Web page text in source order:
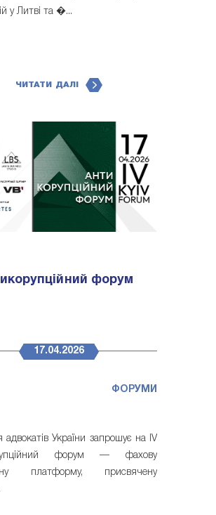
у Литві та �...
ЧИТАТИ ДАЛІ
форум
17.04.2026
ФОРУМИ
адвокатів України запрошує на IV
форум — фахову
платформу, присвячену